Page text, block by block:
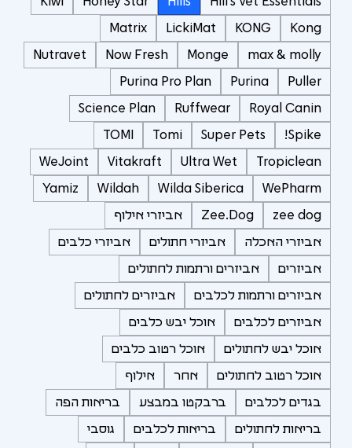
Kong
KONG
LickiMat
Matrix
max & molly
Monge
Now Fresh
Nutravet
Puller
Purina
Purina Pro Plan
Royal Canin
Ruffwear
Science Plan
Spike!
Super Pets
Tomi
TOMI
Tropiclean
Ultra Wet
Vitakraft
WeJoint
WePharm
Wilda Siberica
Wildah
Yamiz
zee dog
Zee.Dog אביזרי אילוף
אביזרי האכלה אביזרי חתולים אביזרי כלבים
אביזרים אביזרים ורתמות לחתולים
אביזרים ורתמות לכלבים אביזרים לחתולים
אביזרים לכלבים אוכל יבש כלבים
אוכל יבש לחתולים אוכל רטוב כלבים
אוכל רטוב לחתולים אחר אילוף
בגדים לכלבים ברבקטו במבצע בריאות הפה
בריאות לחתולים בריאות לכלבים גוסבי